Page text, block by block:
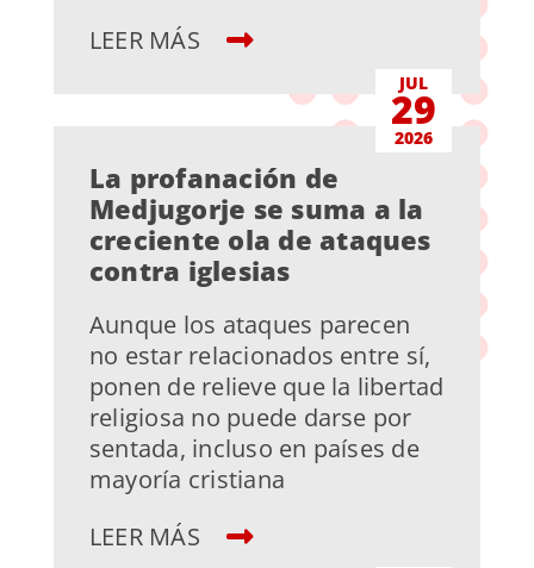
LEER MÁS
JUL
29
2026
La profanación de
Medjugorje se suma a la
creciente ola de ataques
contra iglesias
Aunque los ataques parecen
no estar relacionados entre sí,
ponen de relieve que la libertad
religiosa no puede darse por
sentada, incluso en países de
mayoría cristiana
LEER MÁS